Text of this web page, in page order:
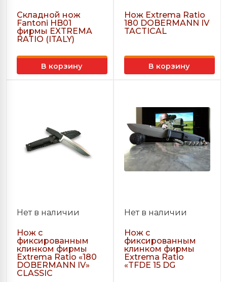
Складной нож
Fantoni HB01
фирмы EXTREMA
RATIO (ITALY)
В корзину
Нож Extrema Ratio
180 DOBERMANN IV
TACTICAL
В корзину
Нет в наличии
Нож с
фиксированным
клинком фирмы
Extrema Ratio «180
DOBERMANN IV»
CLASSIC
Нет в наличии
Нож с
фиксированным
клинком фирмы
Extrema Ratio
«TFDE 15 DG